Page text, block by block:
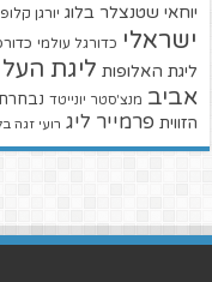
יוחאי שטנצלר בלוג יורגן קלופ
ישראלי כדורגל עולמי
ליגת האלופות ליגת העל
אביב מנצ'סטר יונייטד
הזווית פרמייר ליג רועי זגה